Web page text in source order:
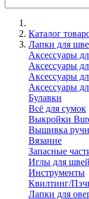
Каталог
Лапки для
Аксессуары
Аксессуары
Аксессуары
Аксессуары
Булавки
Всё для сумок
Выкройки
Вышивка
Вязание
Запасные
Иглы для
Инструменты
Квилтинг/
Лапки для